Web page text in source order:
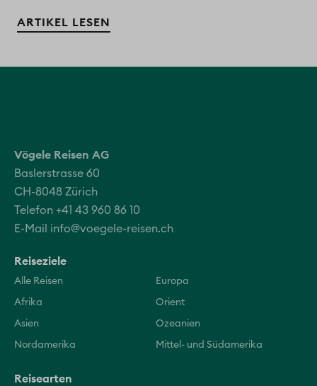
ARTIKEL LESEN
Vögele Reisen AG
Baslerstrasse 60
CH-8048 Zürich
Telefon +41 43 960 86 10
E-Mail info@voegele-reisen.ch
Reiseziele
Alle Reisen Europa
Afrika Orient
Asien Ozeanien
Nordamerika Mittel- und Südamerika
Reisearten